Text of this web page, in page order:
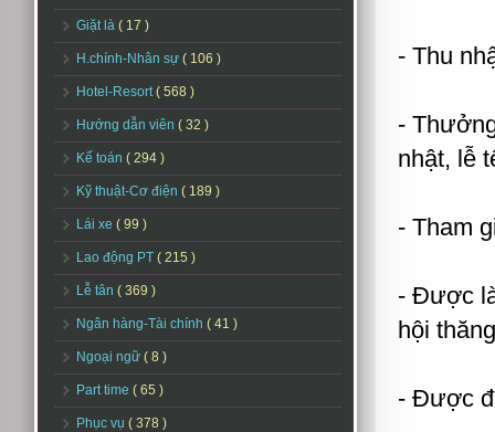
Giặt là ( 17 )
H.chính-Nhân sự ( 106 )
Hotel-Resort( 568 )
Hướng dẫn viên ( 32 )
Kế toán ( 294 )
Kỹ thuật-Cơ điện ( 189 )
Lái xe ( 99 )
Lao động PT ( 215 )
Lễ tân ( 369 )
Ngân hàng-Tài chính ( 41 )
Ngoại ngữ ( 8 )
Part time ( 65 )
Phục vụ ( 378 )
- Thu
-
nhật, lễ
- Tham
- Được
hội
- Được